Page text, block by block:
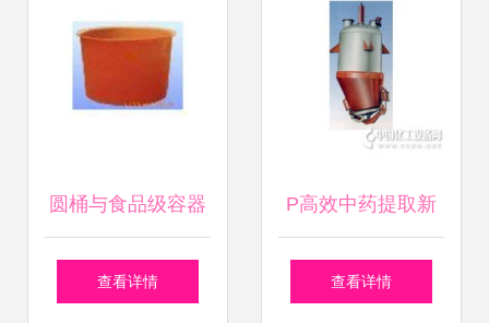
圆桶与食品级容器
的完美搭配 储存设
查看详情
P高效中药提取新
利器 解析无锡大昊
查看详情